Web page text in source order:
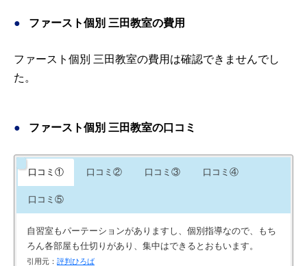
ファースト個別 三田教室の費用
ファースト個別 三田教室の費用は確認できませんでし
た。
ファースト個別 三田教室の口コミ
口コミ① 口コミ② 口コミ③ 口コミ④
口コミ⑤
自習室もパーテーションがありますし、個別指導なので、もち
ろん各部屋も仕切りがあり、集中はできるとおもいます。
引用元： 評判ひろば